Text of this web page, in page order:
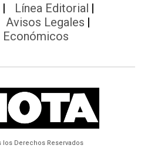
Línea Editorial
Avisos Legales
Económicos
los Derechos Reservados